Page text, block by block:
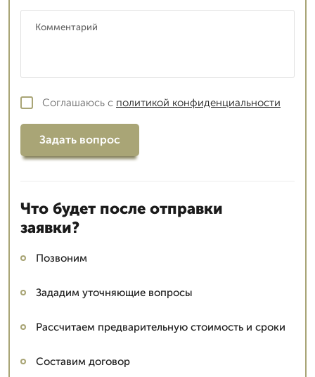
Соглашаюсь с политикой конфиденциальности
Задать вопрос
Что будет после отправки
заявки?
Позвоним
Зададим уточняющие вопросы
Рассчитаем предварительную стоимость и сроки
Составим договор